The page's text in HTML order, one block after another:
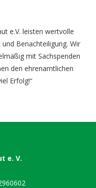
e.V. leisten wertvolle
Benachteiligung. Wir
mit Sachspenden
den ehrenamtlichen
Erfolg!“
e. V.